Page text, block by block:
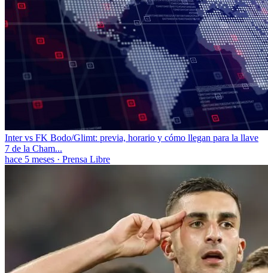
Inter vs FK Bodo/Glimt: previa, horario y cómo llegan para la llave
7 de la Cham...
hace 5 meses · Prensa Libre